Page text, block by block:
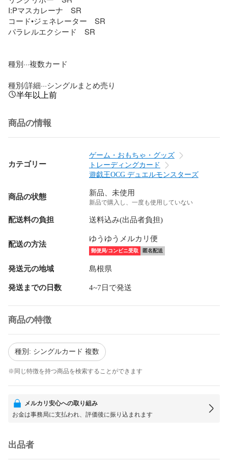
I:Pマスカレーナ　SR
コード•ジェネレーター　SR
パラレルエクシード　SR
種別···複数カード
種別/詳細···シングルまとめ売り
半年以上前
商品の情報
カテゴリー
ゲーム・おもちゃ・グッズ
トレーディングカード
遊戯王OCG デュエルモンスターズ
商品の状態 新品、未使用
新品で購入し、一度も使用していない
配送料の負担 送料込み(出品者負担)
配送の方法
ゆうゆうメルカリ便
郵便局/コンビニ受取 匿名配送
発送元の地域 島根県
発送までの日数 4~7日で発送
商品の特徴
種別: シングルカード 複数
※同じ特徴を持つ商品を検索することができます
メルカリ安心への取り組み
お金は事務局に支払われ、評価後に振り込まれます
出品者